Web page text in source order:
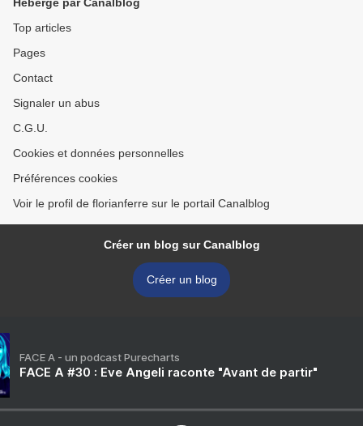
Top articles
Pages
Contact
Signaler un abus
C.G.U.
Cookies et données personnelles
Préférences cookies
Voir le profil de florianferre sur le portail Canalblog
Créer un blog sur Canalblog
Créer un blog
FACE A - un podcast Purecharts
FACE A #30 : Eve Angeli raconte "Avant de partir"